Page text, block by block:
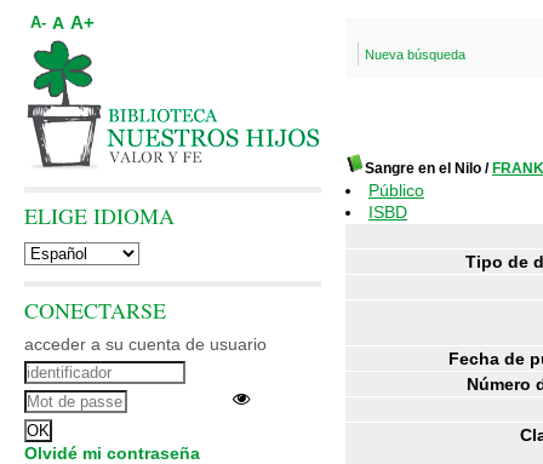
Nueva búsqueda
Sangre en el Nilo /
Público
ISBD
Tipo de
Fecha de
Número
A- A A+
ELIGE IDIOMA
CONECTARSE
acceder a su cuenta de usuario
Olvidé mi contraseña